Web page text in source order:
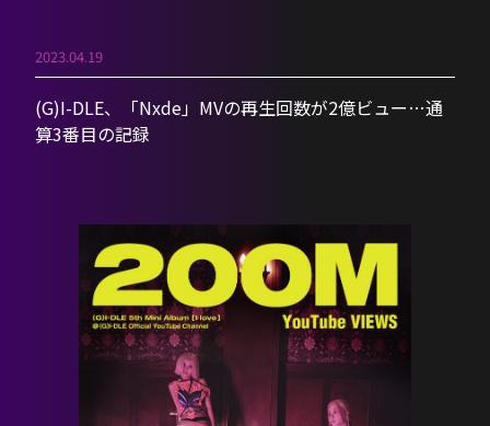
2023.04.19
(G)I-DLE、「Nxde」MVの再生回数が2億ビュー…通
算3番目の記録